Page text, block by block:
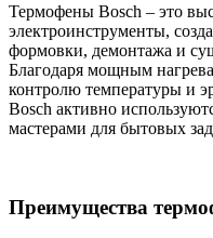
Термофены Bosch – это
электроинструменты,
формовки, демонтажа и
Благодаря мощным
контролю температуры и
Bosch активно
мастерами для бытовых
Преимущества